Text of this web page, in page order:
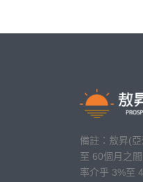
備註：敖昇(
至 60個月之
率介乎 3%至